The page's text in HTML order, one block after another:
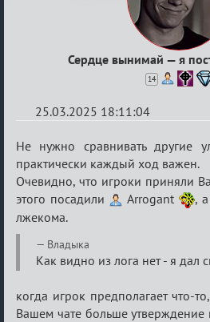
Сердце вынимай — я
14
25.03.2025 18:11:04
Re:
Апелляция
на
дело
Владыка
закрыто
25.02.2025
Не нужно сравнивать другие
практически каждый ход важен.
Очевидно, что игроки приняли
этого посадили
Arrogant
,
лжекома.
Владыка
Как видно из лога нет - я дал
когда игрок предполагает что-
Вашем чате больше утверждение